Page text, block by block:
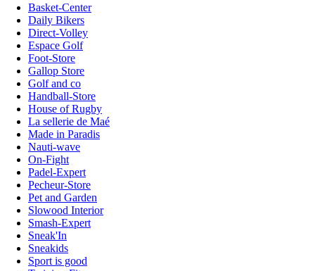
Basket-Center
Daily Bikers
Direct-Volley
Espace Golf
Foot-Store
Gallop Store
Golf and co
Handball-Store
House of Rugby
La sellerie de Maé
Made in Paradis
Nauti-wave
On-Fight
Padel-Expert
Pecheur-Store
Pet and Garden
Slowood Interior
Smash-Expert
Sneak'In
Sneakids
Sport is good